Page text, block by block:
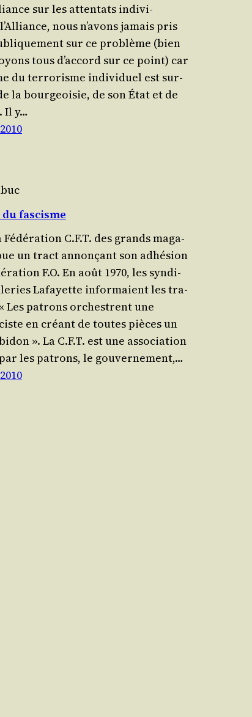
sur les atten­tats indi­vi­
nous n’a­vons jamais pris
sur ce pro­blème (bien
tous d’ac­cord sur ce point) car
du ter­ro­risme indi­vi­duel est sur­
la bour­geoi­sie, de son État et de
Il y…
fascisme
Fédé­ra­tion C.F.T. des grands maga­
un tract annon­çant son adhé­sion
F.O. En août 1970, les syn­di­
Lafayette infor­maient les tra­
Les patrons orchestrent une
en créant de toutes pièces un
». La C.F.T. est une asso­cia­tion
les patrons, le gou­ver­ne­ment,…